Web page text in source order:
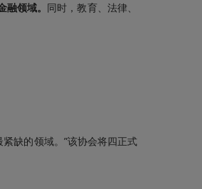
领域。 同时，教育、法律、
缺的领域。”该协会将四正式